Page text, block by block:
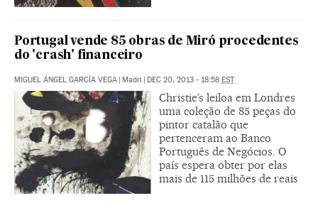
Portugal vende 85 obras de Miró procedentes
do 'crash' financeiro
MIGUEL ÁNGEL GARCÍA VEGA Madri DEC 20, 2013 - 18:58 EST
Christie’s leiloa em Londres
uma coleção de 85 peças do
pintor catalão que
pertenceram ao Banco
Português de Negócios. O
país espera obter por elas
mais de 115 milhões de reais